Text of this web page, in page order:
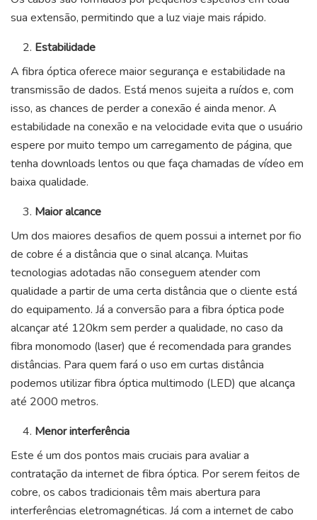
sua extensão, permitindo que a luz viaje mais rápido.
Estabilidade
A fibra óptica oferece maior segurança e estabilidade na
transmissão de dados. Está menos sujeita a ruídos e, com
isso, as chances de perder a conexão é ainda menor. A
estabilidade na conexão e na velocidade evita que o usuário
espere por muito tempo um carregamento de página, que
tenha downloads lentos ou que faça chamadas de vídeo em
baixa qualidade.
Maior alcance
Um dos maiores desafios de quem possui a internet por fio
de cobre é a distância que o sinal alcança. Muitas
tecnologias adotadas não conseguem atender com
qualidade a partir de uma certa distância que o cliente está
do equipamento. Já a conversão para a fibra óptica pode
alcançar até 120km sem perder a qualidade, no caso da
fibra monomodo (laser) que é recomendada para grandes
distâncias. Para quem fará o uso em curtas distância
podemos utilizar fibra óptica multimodo (LED) que alcança
até 2000 metros.
Menor interferência
Este é um dos pontos mais cruciais para avaliar a
contratação da internet de fibra óptica. Por serem feitos de
cobre, os cabos tradicionais têm mais abertura para
interferências eletromagnéticas. Já com a internet de cabo